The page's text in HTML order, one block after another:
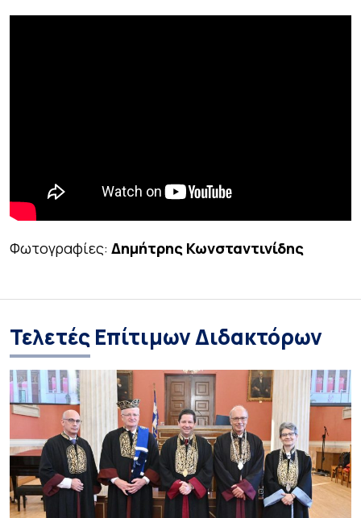
Φωτογραφίες: Δημήτρης Κωνσταντινίδης
Τελετές Επίτιμων Διδακτόρων